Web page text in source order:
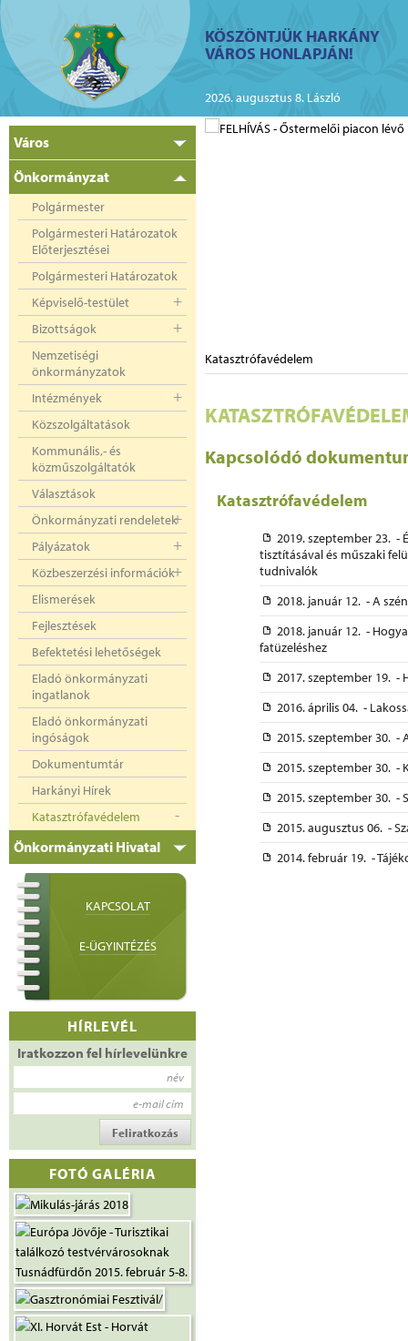
KÖSZÖNTJÜK HARKÁNY
VÁROS HONLAPJÁN!
2026. augusztus 8. László
Város
Önkormányzat
Polgármester
Polgármesteri Határozatok
Előterjesztései
Polgármesteri Határozatok
Képviselő-testület
Bizottságok
Nemzetiségi
önkormányzatok
Intézmények
Közszolgáltatások
Kommunális,- és
közműszolgáltatók
Választások
Önkormányzati rendeletek
Pályázatok
Közbeszerzési információk
Elismerések
Fejlesztések
Befektetési lehetőségek
Eladó önkormányzati
ingatlanok
Eladó önkormányzati
ingóságok
Dokumentumtár
Harkányi Hírek
Katasztrófavédelem
Önkormányzati Hivatal
KAPCSOLAT
E-ÜGYINTÉZÉS
HÍRLEVÉL
Iratkozzon fel hírlevelünkre
név
e-mail cím
FOTÓ GALÉRIA
Katasztrófavédelem
Kapcsolódó
Katasztrófavédelem
2019. szeptember 23. -
tisztításával és műszaki
tudnivalók
2018. január 12. - A
2018. január 12. -
fatüzeléshez
2017. szeptember 19. -
2016. április 04. -
2015. szeptember 30. -
2015. szeptember 30. -
2015. szeptember 30. -
2015. augusztus 06. -
2014. február 19. -